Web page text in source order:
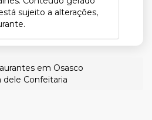
sujeito a alterações,
em Osasco
dele Confeitaria